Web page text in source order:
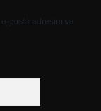
e-posta adresim ve